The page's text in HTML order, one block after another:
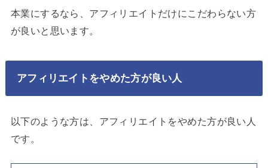
本業にするなら、アフィリエイトだけにこだわらない方
が良いと思います。
アフィリエイトをやめた方が良い人
以下のような方は、アフィリエイトをやめた方が良い人
です。